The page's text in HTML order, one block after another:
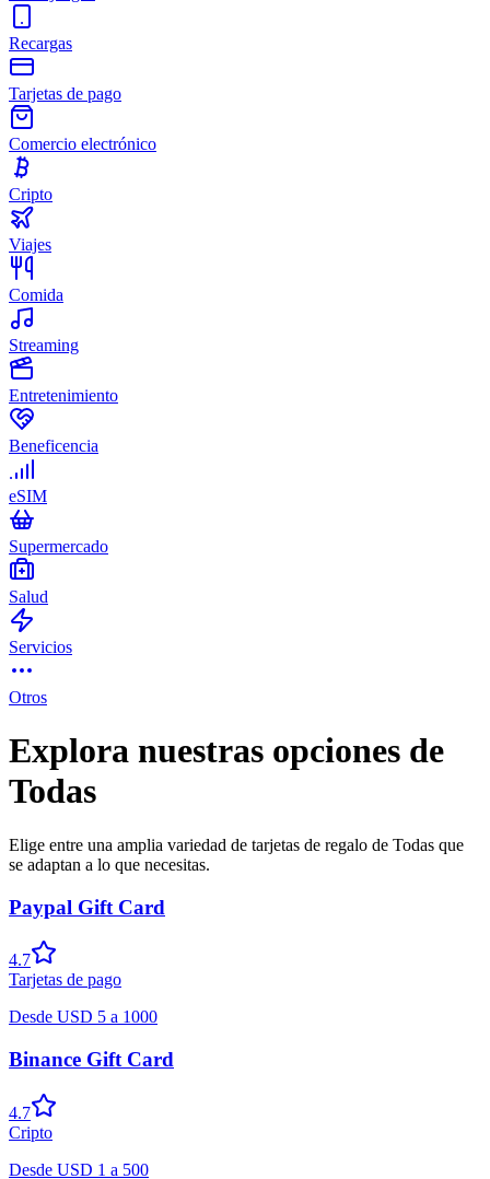
Recargas
Tarjetas de pago
Comercio electrónico
Cripto
Viajes
Comida
Streaming
Entretenimiento
Beneficencia
eSIM
Supermercado
Salud
Servicios
Otros
Explora nuestras opciones de
Todas
Elige entre una amplia variedad de tarjetas de regalo de Todas que
se adaptan a lo que necesitas.
Paypal Gift Card
4.7
Tarjetas de pago
Desde USD 5 a 1000
Binance Gift Card
4.7
Cripto
Desde USD 1 a 500